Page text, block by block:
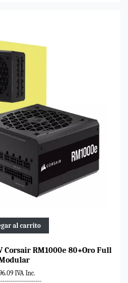
al carrito
Corsair RM1000e 80+Oro Full
IVA Inc.